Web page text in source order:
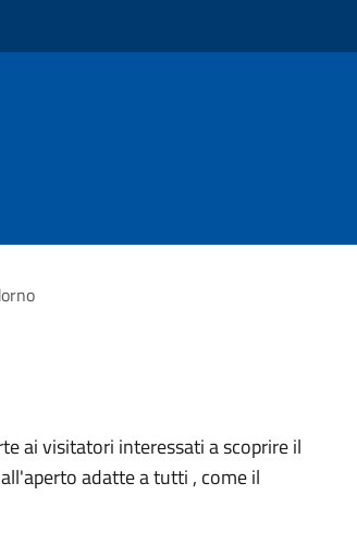
ai visitatori interessati a scoprire il
adatte a tutti , come il